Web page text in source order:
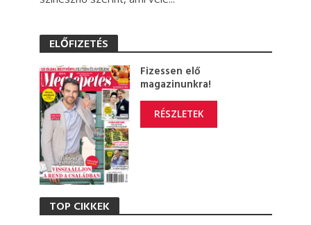
ELŐFIZETÉS
Fizessen elő
magazinunkra!
RÉSZLETEK
TOP CIKKEK